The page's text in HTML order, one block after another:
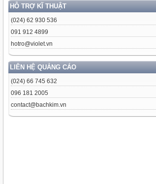
HỖ TRỢ KĨ THUẬT
(024) 62 930 536
091 912 4899
hotro@violet.vn
LIÊN HỆ QUẢNG CÁO
(024) 66 745 632
096 181 2005
contact@bachkim.vn